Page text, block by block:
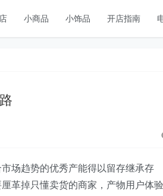
小商品 小饰品 开店指南
场趋势的优秀产能得以留存继承存
革掉只懂卖货的商家，产物用户体验